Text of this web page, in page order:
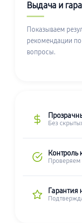
Выдача и
Показываем
рекомендации
вопросы.
Без
Контроль
Проверяем
Гарантия